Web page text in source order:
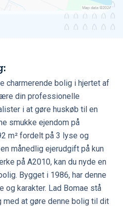
charmerende bolig i hjertet af
din professionelle
i at gøre huskøb til en
smukke ejendom på
m² fordelt på 3 lyse og
månedlig ejerudgift på kun
på A2010, kan du nyde en
Bygget i 1986, har denne
og karakter. Lad Bomae stå
at gøre denne bolig til dit